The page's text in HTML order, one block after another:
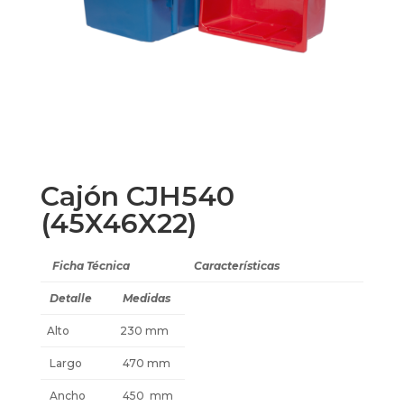
Cajón CJH540
(45X46X22)
Ficha Técnica Características
Detalle Medidas
Alto 230 mm
Largo 470 mm
Ancho 450 mm